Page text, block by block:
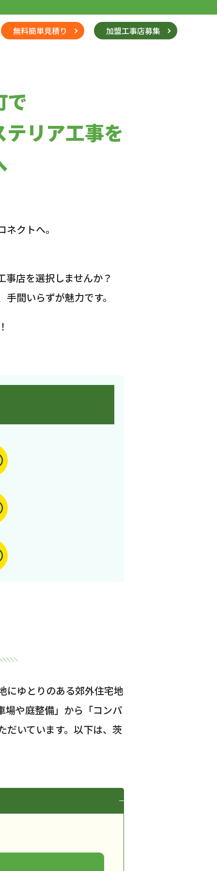
無料簡単見積り 加盟工事店募集
で
リア工事を
クトへ。
店を選択しませんか？
間いらずが魅力です。
にゆとりのある郊外住宅地
場や庭整備」から「コンパ
だいています。以下は、茨